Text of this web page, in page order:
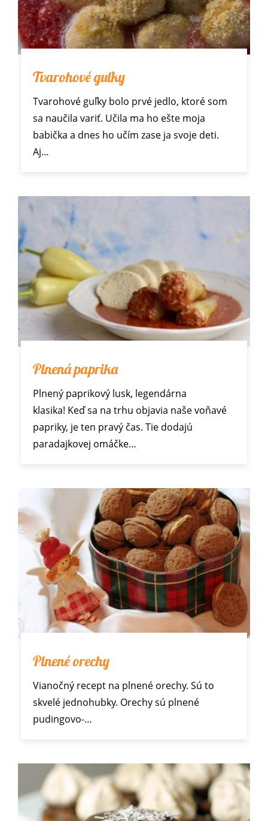
Tvarohové guľky
Tvarohové guľky bolo prvé jedlo, ktoré som
sa naučila variť. Učila ma ho ešte moja
babička a dnes ho učím zase ja svoje deti.
Aj…
Plnená paprika
Plnený paprikový lusk, legendárna
klasika! Keď sa na trhu objavia naše voňavé
papriky, je ten pravý čas. Tie dodajú
paradajkovej omáčke…
Plnené orechy
Vianočný recept na plnené orechy. Sú to
skvelé jednohubky. Orechy sú plnené
pudingovo-…